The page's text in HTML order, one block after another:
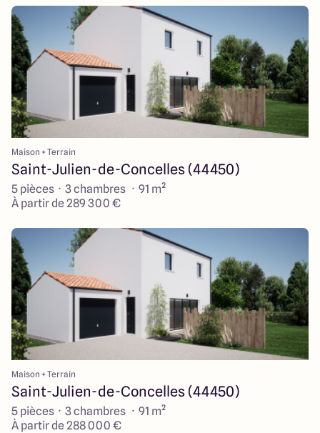
Maison + Terrain
Saint-Julien-de-Concelles (44450)
5 pièces · 3 chambres · 91 m²
À partir de 289 300 €
Maison + Terrain
Saint-Julien-de-Concelles (44450)
5 pièces · 3 chambres · 91 m²
À partir de 288 000 €